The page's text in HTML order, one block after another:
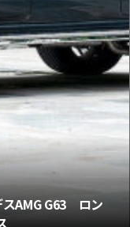
スAMG G63 ロン